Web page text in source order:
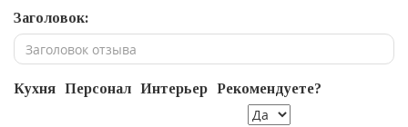
Заголовок:
Кухня Персонал Интерьер Рекомендуете?